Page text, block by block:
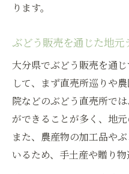
ります。
ぶどう販売を通じた地元
大分県でぶどう販売を通
して、まず直売所巡りや
院などのぶどう直売所で
ができることが多く、地
また、農産物の加工品や
いるため、手土産や贈り物